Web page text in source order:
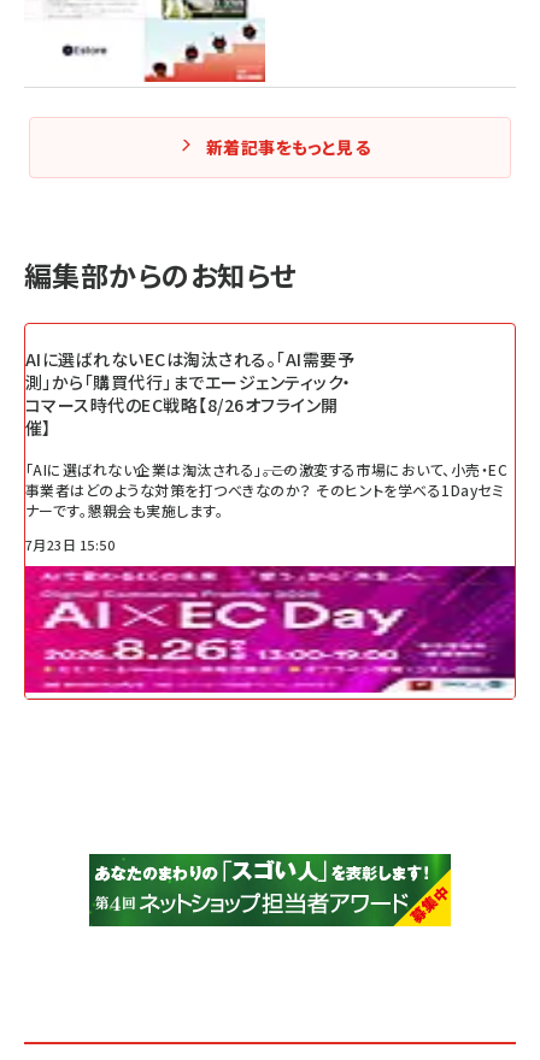
新着記事をもっと見る
編集部からのお知らせ
AIに選ばれないECは淘汰される。「AI需要予
測」から「購買代行」までエージェンティック・
コマース時代のEC戦略【8/26オフライン開
催】
「AIに選ばれない企業は淘汰される」――。この激変する市場において、小売・EC
事業者はどのような対策を打つべきなのか？ そのヒントを学べる1Dayセミ
ナーです。懇親会も実施します。
7月23日 15:50